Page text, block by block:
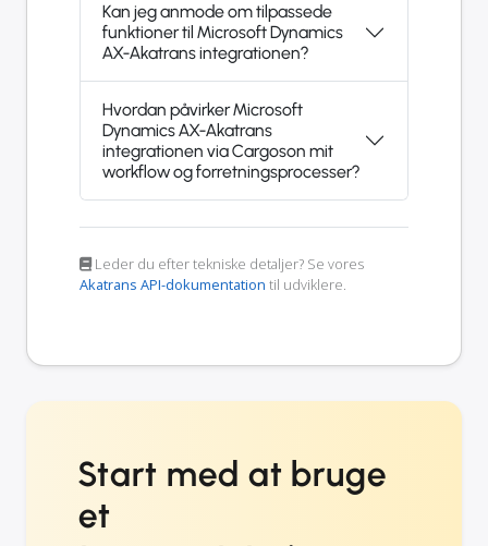
Kan jeg anmode om tilpassede
funktioner til Microsoft Dynamics
AX-Akatrans integrationen?
Hvordan påvirker Microsoft
Dynamics AX-Akatrans
integrationen via Cargoson mit
workflow og forretningsprocesser?
Leder du efter tekniske detaljer? Se vores
Akatrans API-dokumentation til udviklere.
Start med at bruge
et